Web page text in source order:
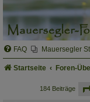
FAQ Mauersegler
Startseite Foren-
184 Beiträge